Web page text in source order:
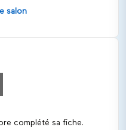
salon
complété sa fiche.